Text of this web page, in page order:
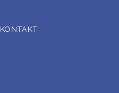
KONTAKT